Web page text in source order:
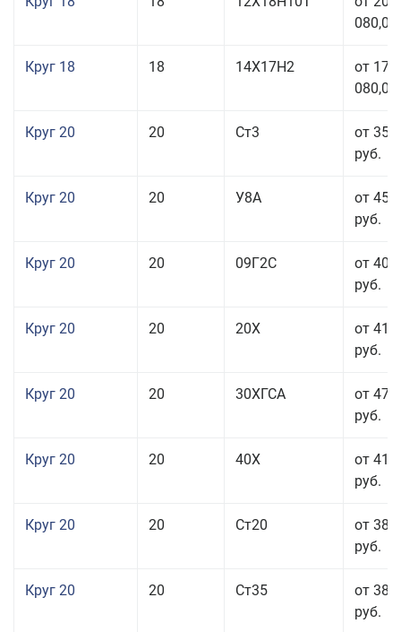
080,00
Круг 18 18 14Х17Н2
от 175
080,00
Круг 20 20 Ст3
от 35
руб.
Круг 20 20 У8А
от 45
руб.
Круг 20 20 09Г2С
от 40
руб.
Круг 20 20 20Х
от 41
руб.
Круг 20 20 30ХГСА
от 47
руб.
Круг 20 20 40Х
от 41
руб.
Круг 20 20 Ст20
от 38
руб.
Круг 20 20 Ст35
от 38
руб.